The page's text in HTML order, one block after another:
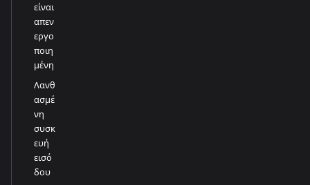
είναι
απεν
εργο
ποιη
μένη
Λανθ
ασμέ
νη
συσκ
ευή
εισό
δου